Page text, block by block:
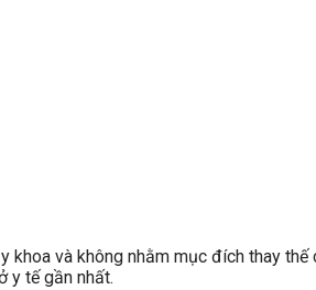
khoa và không nhằm mục đích thay thế
y tế gần nhất.